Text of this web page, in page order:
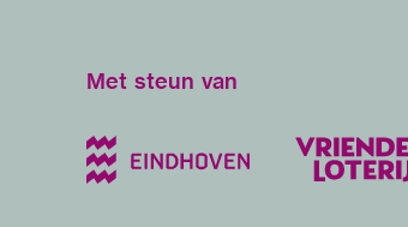
Met steun van